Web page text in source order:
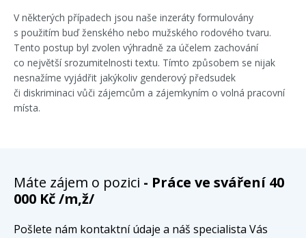
V některých případech jsou naše inzeráty formulovány
s použitím buď ženského nebo mužského rodového tvaru.
Tento postup byl zvolen výhradně za účelem zachování
co největší srozumitelnosti textu. Tímto způsobem se nijak
nesnažíme vyjádřit jakýkoliv genderový předsudek
či diskriminaci vůči zájemcům a zájemkyním o volná pracovní
místa.
Máte zájem o pozici - Práce ve sváření 40
000 Kč /m,ž/
Pošlete nám kontaktní údaje a náš specialista Vás